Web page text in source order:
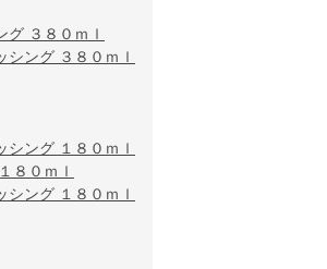
３８０ｍｌ
ング ３８０ｍｌ
ング １８０ｍｌ
８０ｍｌ
ング １８０ｍｌ